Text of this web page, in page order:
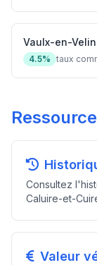
Vaulx-en-Velin
4.5% taux
Consultez
Caluire-et-
Valeur